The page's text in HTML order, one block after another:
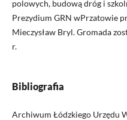
polowych, budową dróg i
Prezydium GRN wPrzatowie
Mieczysław Bryl. Gromada
r.
Bibliografia
Archiwum Łódzkiego Urzędu